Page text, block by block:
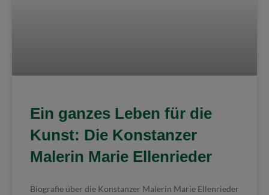
Ein ganzes Leben für die
Kunst: Die Konstanzer
Malerin Marie Ellenrieder
Biografie über die Konstanzer Malerin Marie Ellenrieder